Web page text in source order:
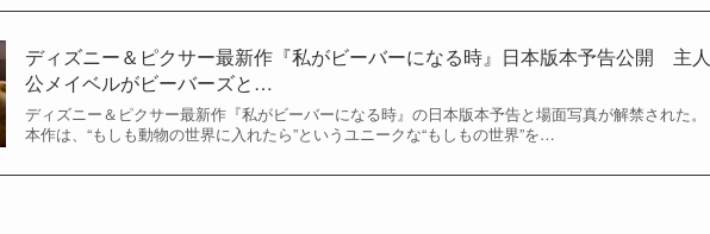
ディズニー＆ピクサー最新作『私がビーバーになる時』日本版本予告公開 主人
公メイベルがビーバーズと…
ディズニー＆ピクサー最新作『私がビーバーになる時』の日本版本予告と場面写真が解禁された。
本作は、“もしも動物の世界に入れたら”というユニークな“もしもの世界”を…